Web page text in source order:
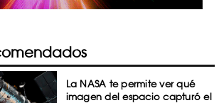
La NASA te permite ver qué
imagen del espacio capturó el